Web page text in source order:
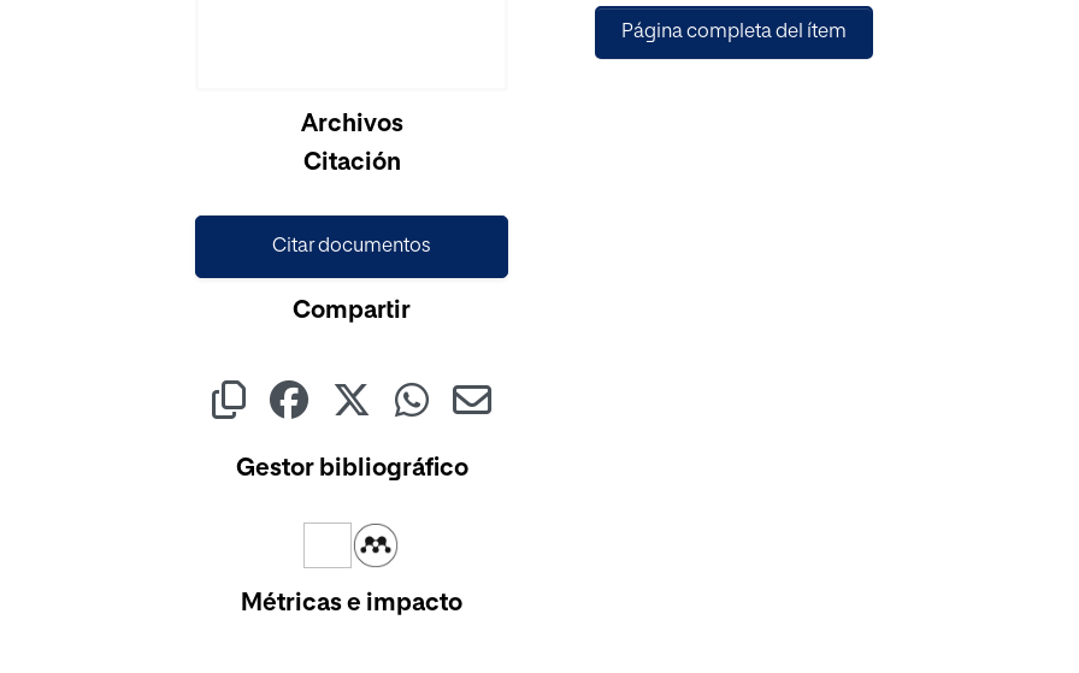
Archivos
Citación
Citar documentos
Compartir
Gestor bibliográfico
Métricas e impacto
muestra un propuesta práctica de implantación de
didáctica del bloque “Los seres vivos y su diversidad”
Página completa del ítem